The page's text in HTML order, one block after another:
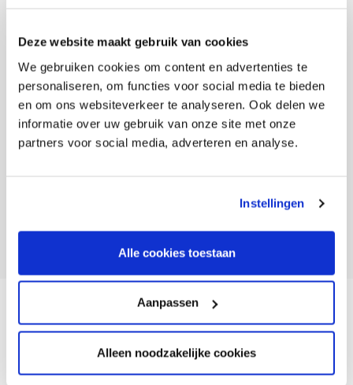
Deze website maakt gebruik van cookies
We gebruiken cookies om content en advertenties te
personaliseren, om functies voor social media te bieden
en om ons websiteverkeer te analyseren. Ook delen we
informatie over uw gebruik van onze site met onze
partners voor social media, adverteren en analyse.
Instellingen
Alle cookies toestaan
Aanpassen
Alleen noodzakelijke cookies